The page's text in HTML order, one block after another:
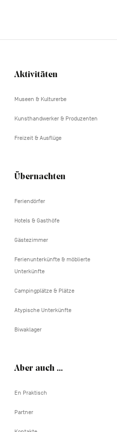
Navigation
Aktivitäten
Museen & Kulturerbe
Kunsthandwerker & Produzenten
Freizeit & Ausflüge
Übernachten
Feriendörfer
Hotels & Gasthöfe
Gästezimmer
Ferienunterkünfte & möblierte
Unterkünfte
Campingplätze & Plätze
Atypische Unterkünfte
Biwaklager
Aber auch …
En Praktisch
Partner